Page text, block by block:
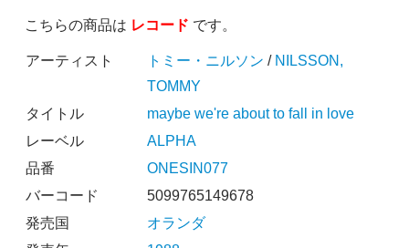
こちらの商品は レコード です。
アーティスト トミー・ニルソン / NILSSON,
TOMMY
タイトル
maybe we're about to fall in love
レーベル
ALPHA
品番
ONESIN077
バーコード
5099765149678
発売国
オランダ